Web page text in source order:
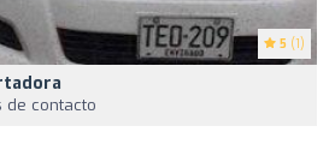
5 (1)
de contacto